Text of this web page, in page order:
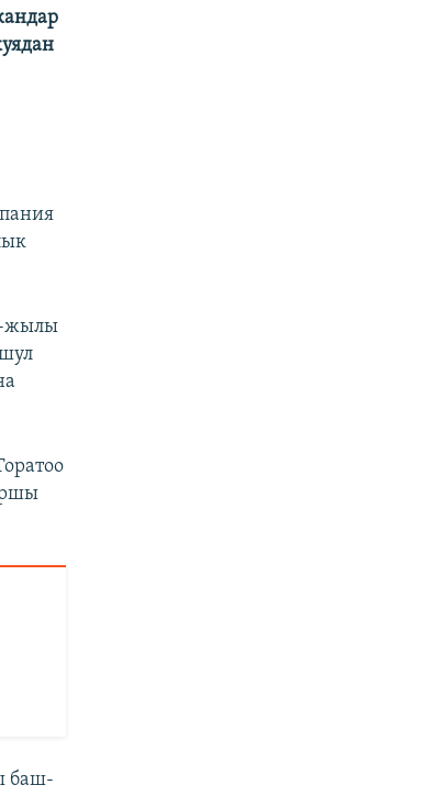
жылы
баш-